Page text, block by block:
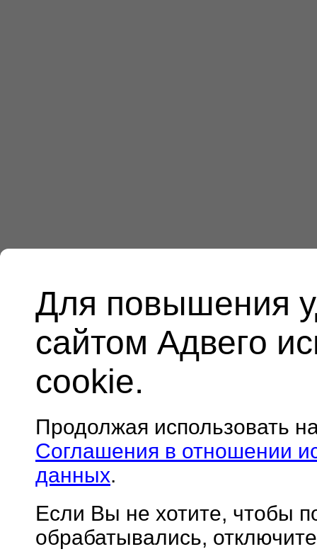
Для повышения
сайтом Адвего
cookie.
Продолжая использовать
Соглашения в отношении
данных.
Если Вы не хотите, чтобы
обрабатывались,